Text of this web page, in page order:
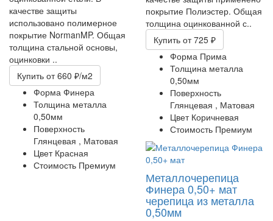
качестве защиты
использовано полимерное
покрытие NormanMP. Общая
толщина стальной основы,
оцинковки ..
Купить от 660 ₽/м2
Форма Финера
Толщина металла
0,50мм
Поверхность
Глянцевая , Матовая
Цвет Красная
Стоимость Премиум
покрытие Полиэстер. Общая
толщина оцинкованной с..
Купить от 725 ₽
Форма Прима
Толщина металла
0,50мм
Поверхность
Глянцевая , Матовая
Цвет Коричневая
Стоимость Премиум
Металлочерепица
Финера 0,50+ мат
черепица из металла
0,50мм